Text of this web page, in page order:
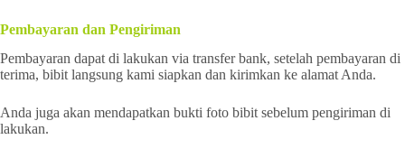
Pembayaran dan Pengiriman
Pembayaran dapat di lakukan via transfer bank, setelah pembayaran di
terima, bibit langsung kami siapkan dan kirimkan ke alamat Anda.
Anda juga akan mendapatkan bukti foto bibit sebelum pengiriman di
lakukan.